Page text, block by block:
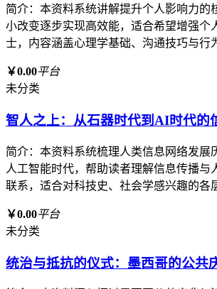
简介：本资料系统讲解提升个人影响力的
小改变逐步实现高效能，适合希望增强个
士，内容涵盖心理学基础、沟通技巧与行
￥0.00平台
未分类
智人之上：从石器时代到AI时代的
简介：本资料系统梳理人类信息网络发展
人工智能时代，帮助读者理解信息传播与
联系，适合对科技史、社会学感兴趣的各
￥0.00平台
未分类
统治与抵抗的仪式：墨西哥的公共